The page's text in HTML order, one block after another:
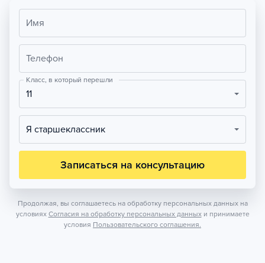
Имя
Телефон
Класс, в который перешли
11
Я старшеклассник
Записаться на консультацию
Продолжая, вы соглашаетесь на обработку персональных данных на
условиях Согласия на обработку персональных данных и принимаете
условия Пользовательского соглашения.